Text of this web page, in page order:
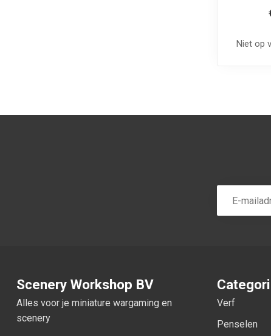
Niet op
Scenery Workshop BV
Alles voor je miniature wargaming en
scenery
Verf
Penselen